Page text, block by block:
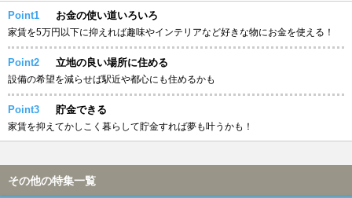
Point1 お金の使い道いろいろ
家賃を5万円以下に抑えれば趣味やインテリアなど好きな物にお金を使える！
Point2 立地の良い場所に住める
設備の希望を減らせば駅近や都心にも住めるかも
Point3 貯金できる
家賃を抑えてかしこく暮らして貯金すれば夢も叶うかも！
その他の特集一覧